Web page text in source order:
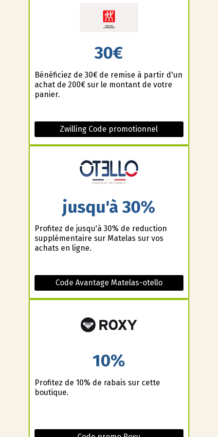
30€
Bénéficiez de 30€ de remise à partir d'un
achat de 200€ sur le montant de votre
panier.
Zwilling Code promotionnel
jusqu'à 30%
Profitez de jusqu'à 30% de reduction
supplémentaire sur Matelas sur vos
achats en ligne.
Code Avantage Matelas-otello
10%
Profitez de 10% de rabais sur cette
boutique.